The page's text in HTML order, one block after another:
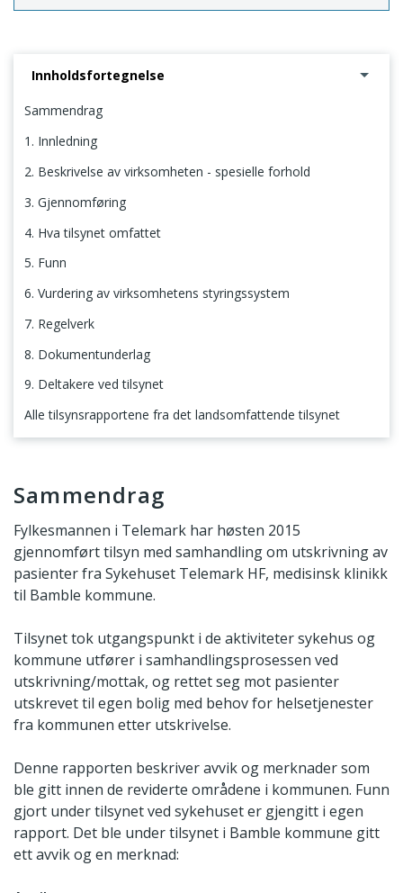
Innholdsfortegnelse
Sammendrag
1. Innledning
2. Beskrivelse av virksomheten - spesielle forhold
3. Gjennomføring
4. Hva tilsynet omfattet
5. Funn
6. Vurdering av virksomhetens styringssystem
7. Regelverk
8. Dokumentunderlag
9. Deltakere ved tilsynet
Alle tilsynsrapportene fra det landsomfattende tilsynet
Sammendrag
Fylkesmannen i Telemark har høsten 2015
gjennomført tilsyn med samhandling om utskrivning av
pasienter fra Sykehuset Telemark HF, medisinsk klinikk
til Bamble kommune.
Tilsynet tok utgangspunkt i de aktiviteter sykehus og
kommune utfører i samhandlingsprosessen ved
utskrivning/mottak, og rettet seg mot pasienter
utskrevet til egen bolig med behov for helsetjenester
fra kommunen etter utskrivelse.
Denne rapporten beskriver avvik og merknader som
ble gitt innen de reviderte områdene i kommunen. Funn
gjort under tilsynet ved sykehuset er gjengitt i egen
rapport. Det ble under tilsynet i Bamble kommune gitt
ett avvik og en merknad: